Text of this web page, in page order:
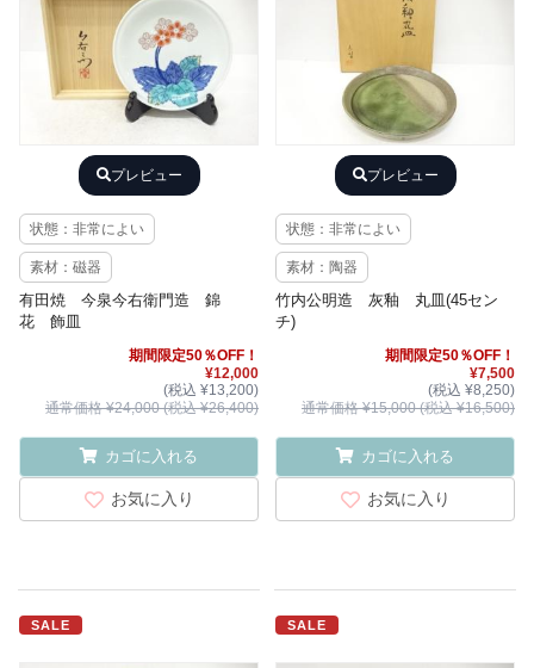
プレビュー
状態：非常によい
素材：磁器
有田焼 今泉今右衛門造 錦
花 飾皿
期間限定50％OFF！
¥12,000
(税込 ¥13,200)
通常価格 ¥24,000 (税込 ¥26,400)
カゴに入れる
お気に入り
プレビュー
状態：非常によい
素材：陶器
竹内公明造 灰釉 丸皿(45セン
チ)
期間限定50％OFF！
¥7,500
(税込 ¥8,250)
通常価格 ¥15,000 (税込 ¥16,500)
カゴに入れる
お気に入り
SALE SALE